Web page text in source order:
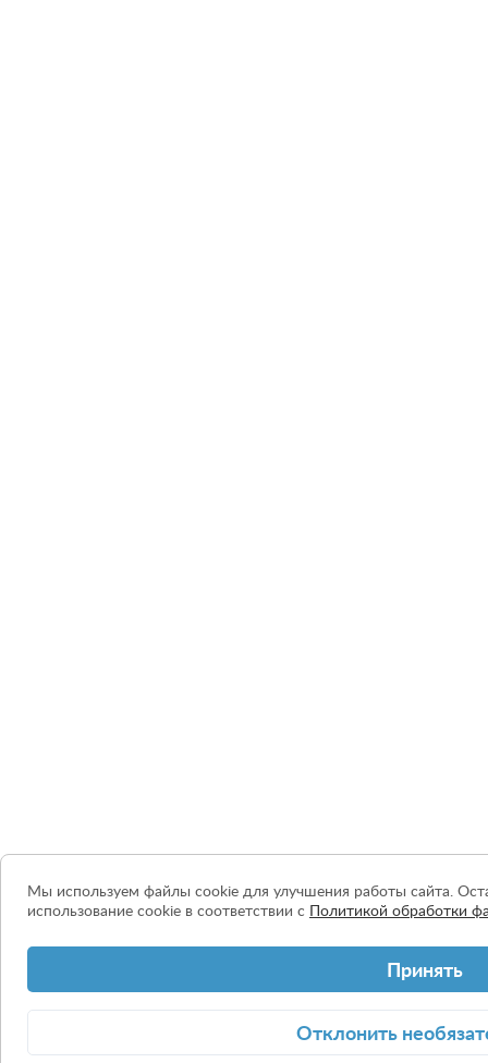
Мы используем файлы cookie для улучшения работы сайта.
использование cookie в соответствии с Политикой обработки
Принять
Отклонить